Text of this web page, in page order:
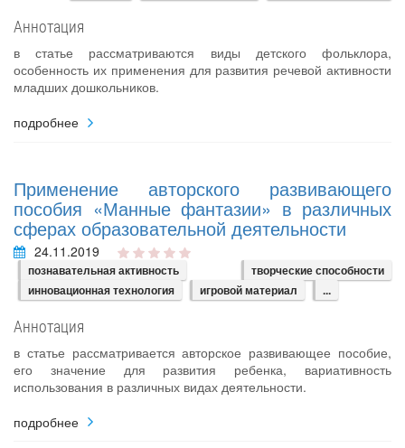
Аннотация
в статье рассматриваются виды детского фольклора,
особенность их применения для развития речевой активности
младших дошкольников.
подробнее
Применение авторского развивающего
пособия «Манные фантазии» в различных
сферах образовательной деятельности
24.11.2019
познавательная активность
творческие способности
инновационная технология
игровой материал ...
Аннотация
в статье рассматривается авторское развивающее пособие,
его значение для развития ребенка, вариативность
использования в различных видах деятельности.
подробнее